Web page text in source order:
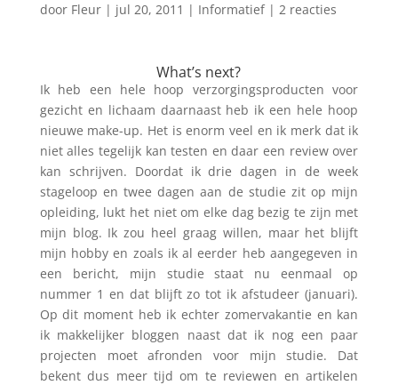
door Fleur| jul 20, 2011 | Informatief| 2 reacties
What’s next?
Ik heb een hele hoop verzorgingsproducten voor
gezicht en lichaam daarnaast heb ik een hele hoop
nieuwe make-up. Het is enorm veel en ik merk dat ik
niet alles tegelijk kan testen en daar een review over
kan schrijven. Doordat ik drie dagen in de week
stageloop en twee dagen aan de studie zit op mijn
opleiding, lukt het niet om elke dag bezig te zijn met
mijn blog. Ik zou heel graag willen, maar het blijft
mijn hobby en zoals ik al eerder heb aangegeven in
een bericht, mijn studie staat nu eenmaal op
nummer 1 en dat blijft zo tot ik afstudeer (januari).
Op dit moment heb ik echter zomervakantie en kan
ik makkelijker bloggen naast dat ik nog een paar
projecten moet afronden voor mijn studie. Dat
bekent dus meer tijd om te reviewen en artikelen